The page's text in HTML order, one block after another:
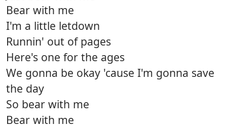
Bear with me
I'm a little letdown
Runnin' out of pages
Here's one for the ages
We gonna be okay 'cause I'm gonna save
the day
So bear with me
Bear with me